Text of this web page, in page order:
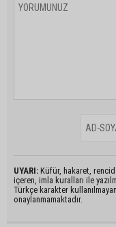
UYARI: Küfür, hakaret,
içeren, imla kuralları ile
Türkçe karakter
onaylanmamaktadır.